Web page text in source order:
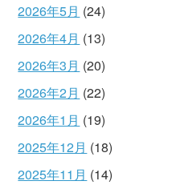
2026年5月 (24)
2026年4月 (13)
2026年3月 (20)
2026年2月 (22)
2026年1月 (19)
2025年12月 (18)
2025年11月 (14)